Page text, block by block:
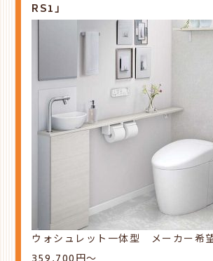
RS1」
ウォシュレット一体型 メーカー希